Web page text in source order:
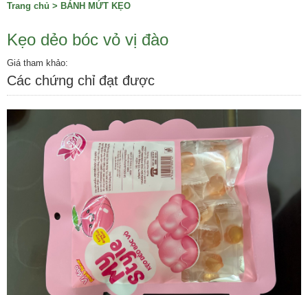
Trang chủ > BÁNH MỨT KẸO
Kẹo dẻo bóc vỏ vị đào
Giá tham khảo:
Các chứng chỉ đạt được